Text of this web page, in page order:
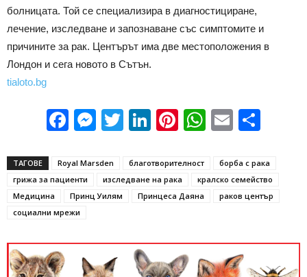
болницата. Той се специализира в диагностициране,
лечение, изследване и запознаване със симптомите и
причините за рак. Центърът има две местоположения в
Лондон и сега новото в Сътън.
tialoto.bg
Facebook
Messenger
Twitter
LinkedIn
Pinterest
WhatsApp
Email
ТАГОВЕ Royal Marsden благотворителност
борба с рака
грижа за пациенти
изследване на рака
кралско семейство
Медицина
Принц Уилям Принцеса Даяна
раков център
социални мрежи